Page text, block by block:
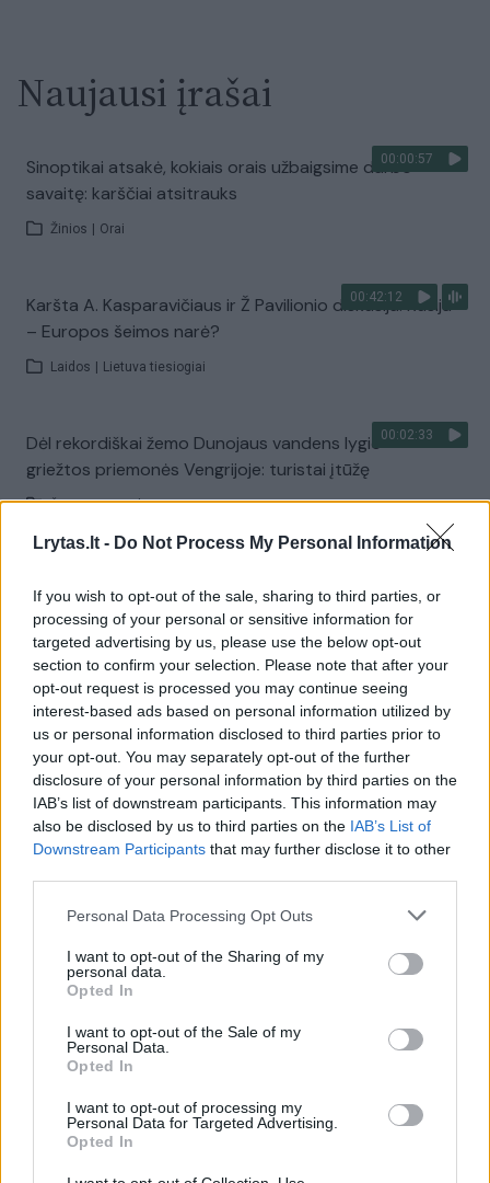
Lrytas.lt - Do Not Process My Personal Information
If you wish to opt-out of the sale, sharing to third parties, or
processing of your personal or sensitive information for
targeted advertising by us, please use the below opt-out
section to confirm your selection. Please note that after your
opt-out request is processed you may continue seeing
interest-based ads based on personal information utilized by
us or personal information disclosed to third parties prior to
your opt-out. You may separately opt-out of the further
disclosure of your personal information by third parties on the
IAB’s list of downstream participants. This information may
also be disclosed by us to third parties on the IAB’s List of
Downstream Participants that may further disclose it to other
Personal Data Processing Opt Outs
I want to opt-out of the Sharing of my
personal data.
Opted In
I want to opt-out of the Sale of my
Personal Data.
Opted In
I want to opt-out of processing my
Personal Data for Targeted Advertising.
Opted In
Naujausi įrašai
00:00:57
Sinoptikai atsakė, kokiais orais užbaigsime darbo
savaitę: karščiai atsitrauks
Žinios Orai
00:42:12
Karšta A. Kasparavičiaus ir Ž Pavilionio diskusija: Rusija
– Europos šeimos narė?
Laidos Lietuva tiesiogiai
00:02:33
Dėl rekordiškai žemo Dunojaus vandens lygio –
griežtos priemonės Vengrijoje: turistai įtūžę
Žinios | Pasaulis
įprotį: tą daro daugiau nei pusė pradinukų
Žinios Lietuvos diena
Visi įrašai
Žiūrimiausi įrašai
vaiko gyvybių išgelbėti nepavyko
Žinios | Lietuvos diena
00:00:57
Savaitės vidurys nusimato karštas: temperatūra kils iki
32 laipsnių šilumos
Žinios
Nufilmavo, kaip patvino Vilniaus Vakarinis aplinkkelis: